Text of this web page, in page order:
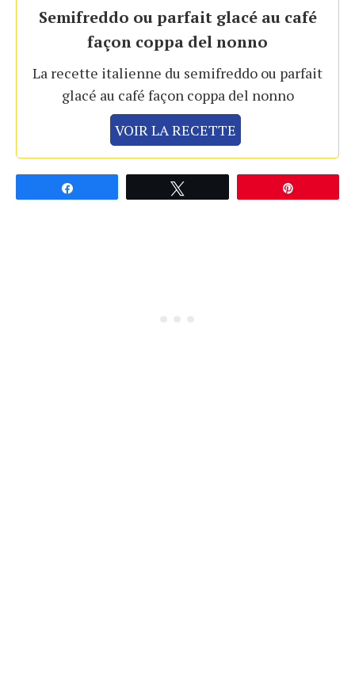
Semifreddo ou parfait glacé au café
façon coppa del nonno
La recette italienne du semifreddo ou parfait
glacé au café façon coppa del nonno
VOIR LA RECETTE